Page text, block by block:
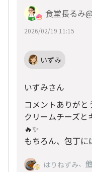
食堂長るみ
2026/02/19 11:15
いずみ
いずみさん
コメントありがと
クリームチーズ
🔥✨
もちろん、包丁
はりねずみ、